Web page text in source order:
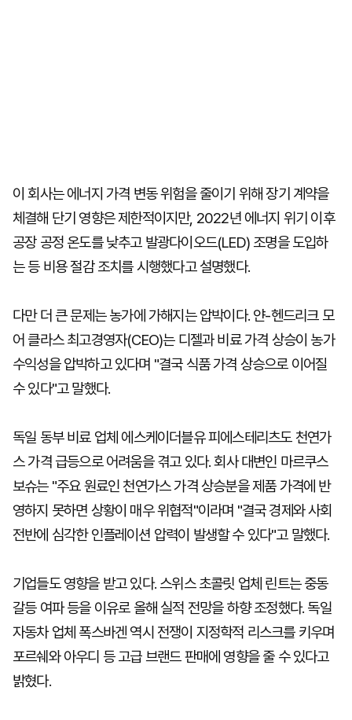
이 회사는 에너지 가격 변동 위험을 줄이기 위해 장기 계약을
체결해 단기 영향은 제한적이지만, 2022년 에너지 위기 이후
공장 공정 온도를 낮추고 발광다이오드(LED) 조명을 도입하
는 등 비용 절감 조치를 시행했다고 설명했다.
다만 더 큰 문제는 농가에 가해지는 압박이다. 얀-헨드리크 모
어 클라스 최고경영자(CEO)는 디젤과 비료 가격 상승이 농가
수익성을 압박하고 있다며 "결국 식품 가격 상승으로 이어질
수 있다"고 말했다.
독일 동부 비료 업체 에스케이더블유 피에스테리츠도 천연가
스 가격 급등으로 어려움을 겪고 있다. 회사 대변인 마르쿠스
보슈는 "주요 원료인 천연가스 가격 상승분을 제품 가격에 반
영하지 못하면 상황이 매우 위협적"이라며 "결국 경제와 사회
전반에 심각한 인플레이션 압력이 발생할 수 있다"고 말했다.
기업들도 영향을 받고 있다. 스위스 초콜릿 업체 린트는 중동
갈등 여파 등을 이유로 올해 실적 전망을 하향 조정했다. 독일
자동차 업체 폭스바겐 역시 전쟁이 지정학적 리스크를 키우며
포르쉐와 아우디 등 고급 브랜드 판매에 영향을 줄 수 있다고
밝혔다.